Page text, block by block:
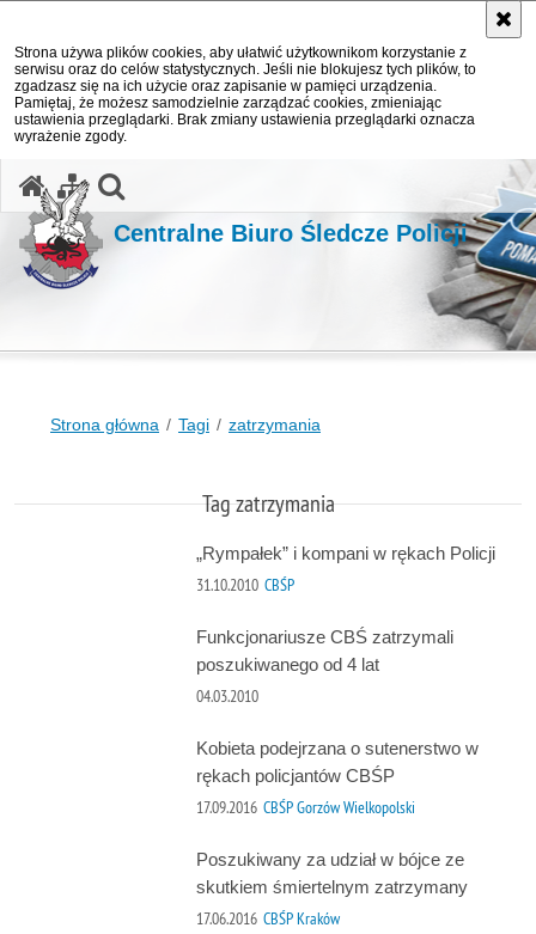
Strona używa plików cookies, aby ułatwić użytkownikom korzystanie z
serwisu oraz do celów statystycznych. Jeśli nie blokujesz tych plików, to
zgadzasz się na ich użycie oraz zapisanie w pamięci urządzenia.
Pamiętaj, że możesz samodzielnie zarządzać cookies, zmieniając
ustawienia przeglądarki. Brak zmiany ustawienia przeglądarki oznacza
wyrażenie zgody.
Centralne Biuro Śledcze Policji
Strona główna Tagi zatrzymania
Tag zatrzymania
„Rympałek” i kompani w rękach Policji
31.10.2010 CBŚP
Funkcjonariusze CBŚ zatrzymali
poszukiwanego od 4 lat
04.03.2010
Kobieta podejrzana o sutenerstwo w
rękach policjantów CBŚP
17.09.2016 CBŚP Gorzów Wielkopolski
Poszukiwany za udział w bójce ze
skutkiem śmiertelnym zatrzymany
17.06.2016 CBŚP Kraków